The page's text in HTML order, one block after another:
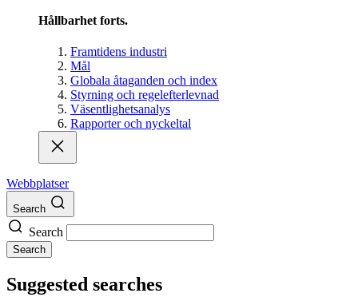
Hållbarhet forts.
Framtidens industri
Mål
Globala åtaganden och index
Styrning och regelefterlevnad
Väsentlighetsanalys
Rapporter och nyckeltal
Webbplatser
Search
Search
Search
Suggested searches